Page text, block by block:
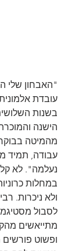
"האבחון שלי
עובדת
בשנות
הישנה
מהמיטה
עבודה, תמיד
נעלמה". לא
במחלות
ולא ניכרות.
לסבול
מתייאשים
ופשוט